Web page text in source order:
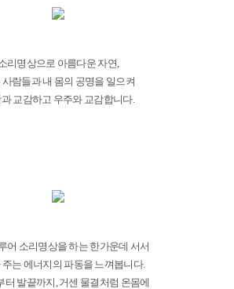
리명상으로 아름다운 자연,
사람들과 내 몸의 공명을 일으켜
교감하고 우주와 교감합니다.
어 소리명상을 하는 한가운데 서서
주는 에너지의 파동을 느껴봅니다.
터 발끝까지, 거센 물결처럼 온몸에